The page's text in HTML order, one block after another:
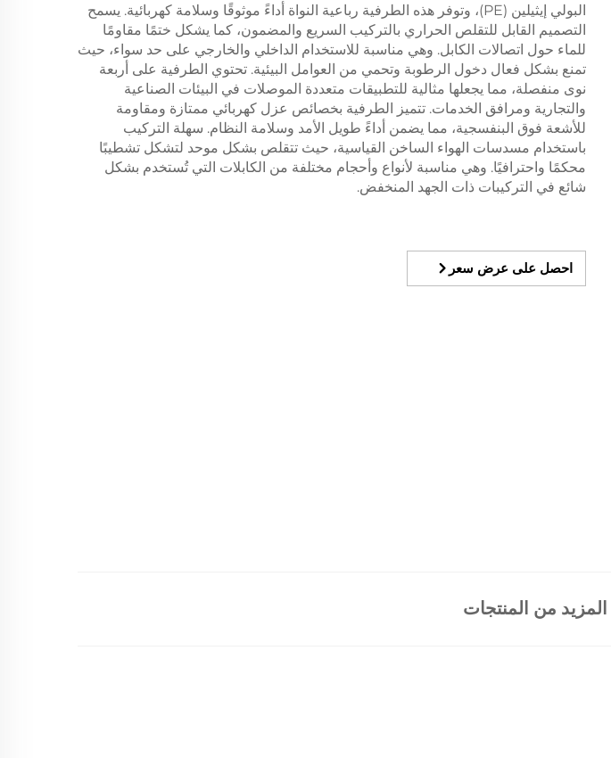
البولي إيثيلين (PE)، وتوفر هذه الطرفية رباعية النواة أداءً موثوقًا وسلامة كهربائية. يسمح
التصميم القابل للتقلص الحراري بالتركيب السريع والمضمون، كما يشكل ختمًا مقاومًا
للماء حول اتصالات الكابل. وهي مناسبة للاستخدام الداخلي والخارجي على حد سواء، حيث
تمنع بشكل فعال دخول الرطوبة وتحمي من العوامل البيئية. تحتوي الطرفية على أربعة
نوى منفصلة، مما يجعلها مثالية للتطبيقات متعددة الموصلات في البيئات الصناعية
والتجارية ومرافق الخدمات. تتميز الطرفية بخصائص عزل كهربائي ممتازة ومقاومة
للأشعة فوق البنفسجية، مما يضمن أداءً طويل الأمد وسلامة النظام. سهلة التركيب
باستخدام مسدسات الهواء الساخن القياسية، حيث تتقلص بشكل موحد لتشكل تشطيبًا
محكمًا واحترافيًا. وهي مناسبة لأنواع وأحجام مختلفة من الكابلات التي تُستخدم بشكل
شائع في التركيبات ذات الجهد المنخفض.
احصل على عرض سعر
المزيد من المنتجات